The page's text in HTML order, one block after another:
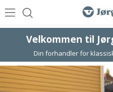
Velkommen til
Din forhandler for